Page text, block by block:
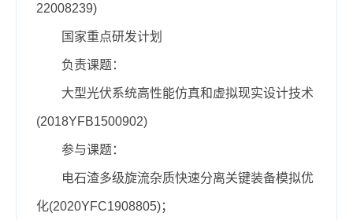
22008239)
国家重点研发计划
负责课题：
大型光伏系统高性能仿真和虚拟现实设计技术
(2018YFB1500902)
参与课题：
电石渣多级旋流杂质快速分离关键装备模拟优
化(2020YFC1908805)；